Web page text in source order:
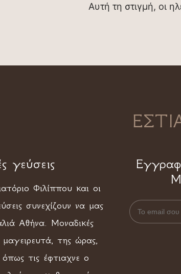
Αυτή τη στιγμή, οι
γεύσεις
Φιλίππου και οι
συνεχίζουν να μας
Αθήνα. Μοναδικές
της ώρας,
τις έφτιαχνε ο